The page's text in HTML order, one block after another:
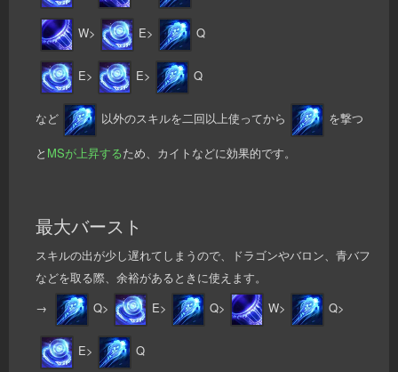
W> E> Q
E> E> Q
など 以外のスキルを二回以上使ってから を撃つ
と MSが上昇するため、カイトなどに効果的です。
最大バースト
スキルの出が少し遅れてしまうので、ドラゴンやバロン、青バフ
などを取る際、余裕があるときに使えます。
→
Q> E> Q> W> Q>
E> Q